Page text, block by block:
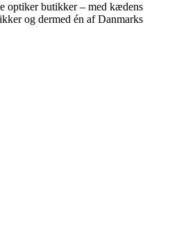
butikker – med kædens
og dermed én af Danmarks